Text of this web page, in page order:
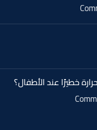
خطيرًا عند الأطفال؟